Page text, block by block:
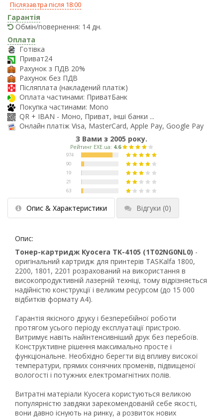
Післязавтра після 18:00
Гарантія
Обмін/повернення: 14 дн.
Оплата
Готівка
Приват24
Рахунок з ПДВ 20%
Рахунок без ПДВ
Післяплата (накладений платіж)
Оплата частинами: ПриватБанк
Покупка частинами: Mono
QR + IBAN - Моно, Приват, інші банки ...
Онлайн платіж Visa, MasterCard, Apple Pay, Google Pay
З Вами з 2005 року.
Опис & Характеристики Відгуки (0)
Опис:
Тонер-картридж Kyocera TK-4105 (1T02NG0NL0) -
оригінальний картридж для принтерів TASKalfa 1800,
2200, 1801, 2201 розрахований на використання в
високопродуктивній лазерній техніці, тому відрізняється
надійністю конструкції і великим ресурсом (до 15 000
відбитків формату А4).
Гарантія якісного друку і безперебійної роботи
протягом усього періоду експлуатації пристрою.
Витримує навіть найінтенсивніший друк без перебоїв.
Конструктивне рішення максимально просте і
функціональне. Необхідно берегти від впливу високої
температури, прямих сонячних променів, підвищеної
вологості і потужних електромагнітних полів.
Витратні матеріали Kyocera користуються великою
популярністю завдяки зарекомендованій себе якості,
вони давно існують на ринку, а розвиток нових